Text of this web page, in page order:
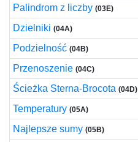
Palindrom z liczby (03E)
Dzielniki (04A)
Podzielność (04B)
Przenoszenie (04C)
Ścieżka Sterna-Brocota (04D)
Temperatury (05A)
Najlepsze sumy (05B)